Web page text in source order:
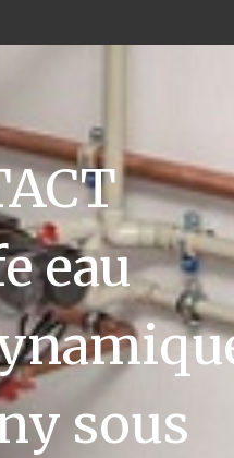
eau
sous